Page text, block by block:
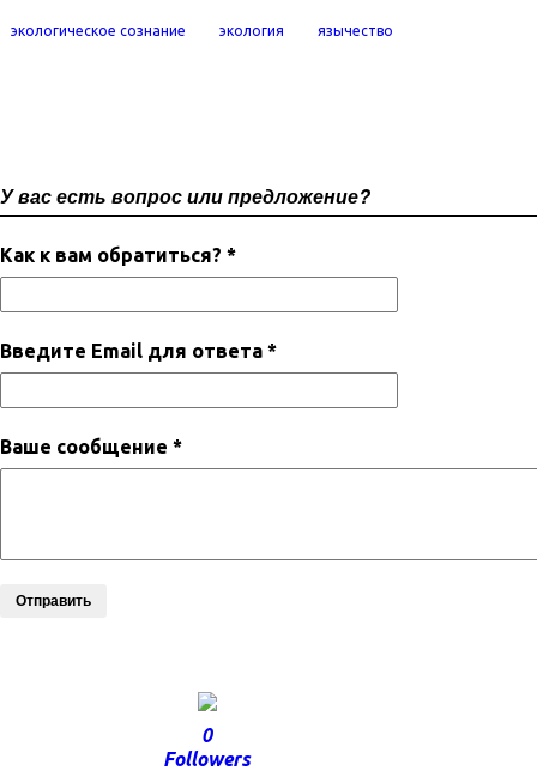
экологическое сознание экология язычество
У вас есть вопрос или предложение?
Как к вам обратиться? *
Введите Email для ответа *
Ваше сообщение *
Отправить
0
Followers